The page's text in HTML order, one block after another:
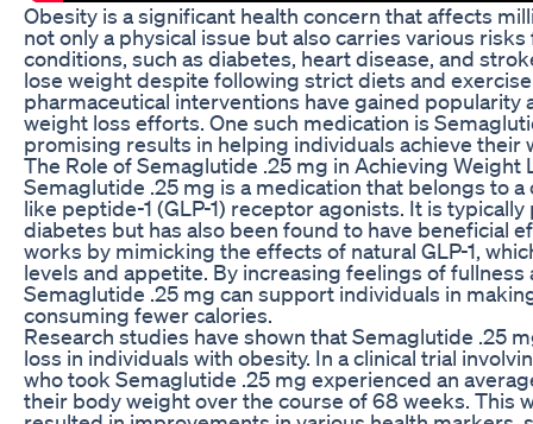
Obesity is a significant health concern that affects
not only a physical issue but also carries various
conditions, such as diabetes, heart disease, and
lose weight despite following strict diets and
pharmaceutical interventions have gained popularity
weight loss efforts. One such medication is
promising results in helping individuals achieve their
The Role of Semaglutide .25 mg in Achieving Weight
Semaglutide .25 mg is a medication that belongs to
like peptide-1 (GLP-1) receptor agonists. It is
diabetes but has also been found to have beneficial
works by mimicking the effects of natural GLP-1,
levels and appetite. By increasing feelings of
Semaglutide .25 mg can support individuals in
consuming fewer calories.
Research studies have shown that Semaglutide .25
loss in individuals with obesity. In a clinical trial
who took Semaglutide .25 mg experienced an
their body weight over the course of 68 weeks. This